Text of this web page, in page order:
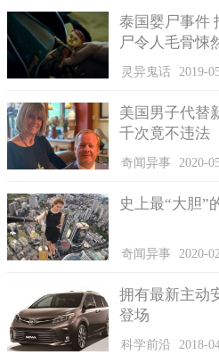
对于小李和张先生之间的矛盾
难。工作人员说，这件事要处理起
的矛盾，大家都摊开来说，矛盾消
对比张先生也表明了自己的想
的关注，也让很多部门都插入这件
家都出力帮忙了，他很感激大家的
有打算将隔离桩去除，即使是小李
讼的途径来了结此事，他表示也悉
泰国婴尸事件
尸令人毛骨悚
灵异鬼话 2019-
美国男子代替
千次竟不违法
奇闻异事 2020-
史上最“大胆”
奇闻异事 2020-
拥有最新主动
登场
科学前沿 2018-